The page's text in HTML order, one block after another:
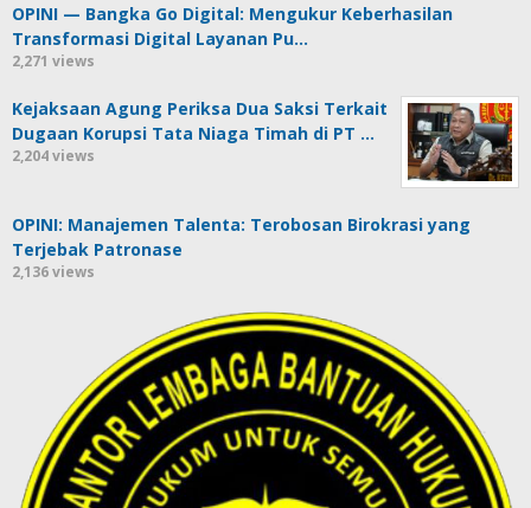
OPINI — Bangka Go Digital: Mengukur Keberhasilan
Transformasi Digital Layanan Pu…
2,271 views
Kejaksaan Agung Periksa Dua Saksi Terkait
Dugaan Korupsi Tata Niaga Timah di PT …
2,204 views
OPINI: Manajemen Talenta: Terobosan Birokrasi yang
Terjebak Patronase
2,136 views